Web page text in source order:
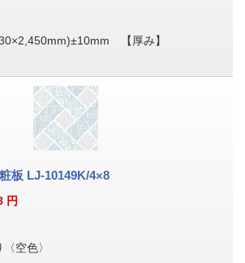
【厚み】
板 LJ-10149K/4×8
円
空色〉